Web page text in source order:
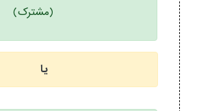
(مشترک)
یا